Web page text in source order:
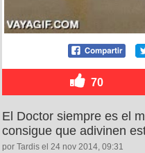
70
El Doctor siempre es el
consigue que adivinen
por Tardis el 24 nov 2014, 09:31